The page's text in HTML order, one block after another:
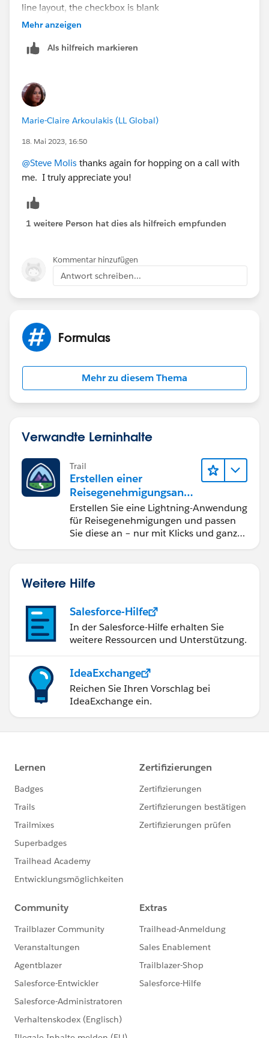
line layout, the checkbox is blank
Mehr anzeigen
Als hilfreich markieren
Marie-Claire Arkoulakis (LL Global)
18. Mai 2023, 16:50
@Steve Molis thanks again for hopping on a call with
me. I truly appreciate you!
1 weitere Person hat dies als hilfreich empfunden
Kommentar hinzufügen
Antwort schreiben...
Formulas
Mehr zu diesem Thema
Verwandte Lerninhalte
Trail
Erstellen einer
Reisegenehmigungsanw
endung namens "Travel
Approval"
Erstellen Sie eine Lightning-Anwendung
für Reisegenehmigungen und passen
Sie diese an – nur mit Klicks und ganz
Weitere Hilfe
Salesforce-Hilfe
In der Salesforce-Hilfe erhalten Sie
weitere Ressourcen und Unterstützung.
IdeaExchange
Reichen Sie Ihren Vorschlag bei
IdeaExchange ein.